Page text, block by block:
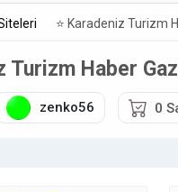
⭐ Karadeniz Turizm
Turizm Haber
zenko56 0